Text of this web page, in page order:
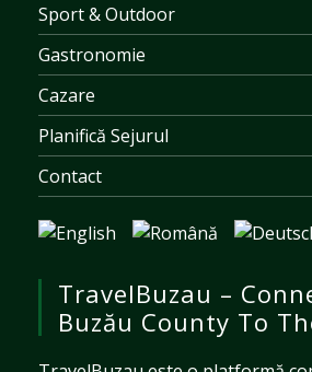
Sport & Outdoor
Gastronomie
Cazare
Planifică Sejurul
Contact
TravelBuzau –
Buzău County To